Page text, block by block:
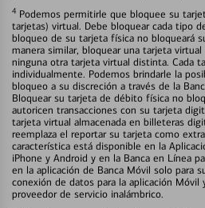
4 Podemos permitirle que bloquee su
tarjetas) virtual. Debe bloquear cada tipo
bloqueo de su tarjeta física no bloqueará
manera similar, bloquear una tarjeta
ninguna otra tarjeta virtual distinta. Cada
individualmente. Podemos brindarle la
bloqueo a su discreción a través de la
Bloquear su tarjeta de débito física no
autoricen transacciones con su tarjeta
tarjeta virtual almacenada en billeteras
reemplaza el reportar su tarjeta como
característica está disponible en la
iPhone y Android y en la Banca en Línea
en la aplicación de Banca Móvil solo para
conexión de datos para la aplicación Móvil
proveedor de servicio inalámbrico.